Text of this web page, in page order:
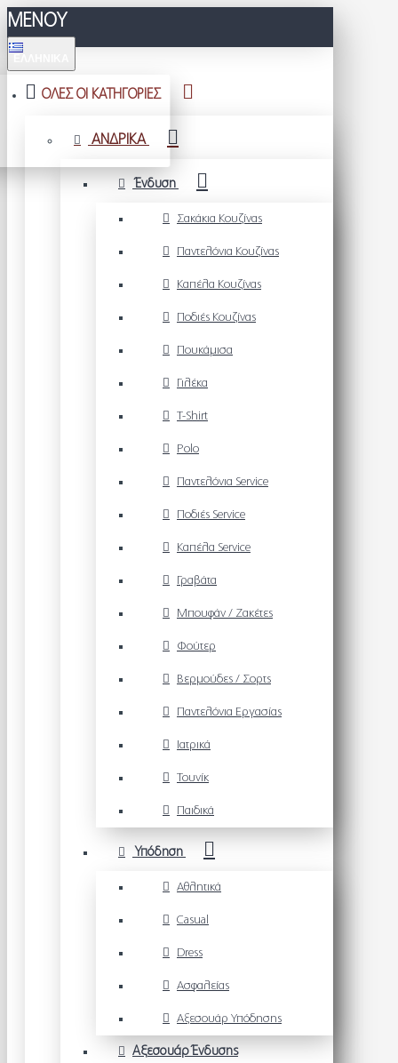
ΜΕΝΟΥ
ΟΛΕΣ ΟΙ ΚΑΤΗΓΟΡΙΕΣ
ΑΝΔΡΙΚΑ
Ένδυση
Σακάκια Κουζίνας
Παντελόνια Κουζίνας
Καπέλα Κουζίνας
Ποδιές Κουζίνας
Πουκάμισα
Γιλέκα
T-Shirt
Polo
Παντελόνια Service
Ποδιές Service
Καπέλα Service
Γραβάτα
Μπουφάν / Ζακέτες
Φούτερ
Βερμούδες / Σορτς
Παντελόνια Εργασίας
Ιατρικά
Τουνίκ
Παιδικά
Υπόδηση
Αθλητικά
Casual
Dress
Ασφαλείας
Αξεσουάρ Υπόδησης
Αξεσουάρ Ένδυσης